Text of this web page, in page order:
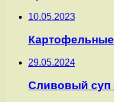
10.05.2023
29.05.2024
Сливовый суп